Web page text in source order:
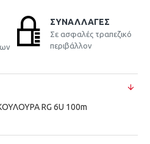
ΣΥΝΑΛΛΑΓΈΣ
Σε ασφαλές τραπεζικό
περιβάλλον
RG 6U 100m